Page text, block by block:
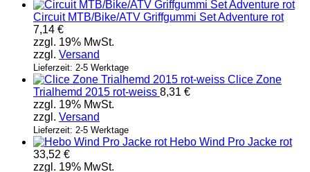
Circuit MTB/Bike/ATV Griffgummi Set Adventure rot
7,14 €
zzgl. 19% MwSt.
zzgl. Versand
Lieferzeit: 2-5 Werktage
Clice Zone
Trialhemd 2015 rot-weiss 8,31 €
zzgl. 19% MwSt.
zzgl. Versand
Lieferzeit: 2-5 Werktage
Hebo Wind Pro Jacke rot
33,52 €
zzgl. 19% MwSt.